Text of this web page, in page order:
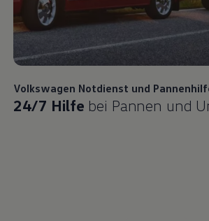
Volkswagen Notdienst und
24/7 Hilfe bei Pannen und